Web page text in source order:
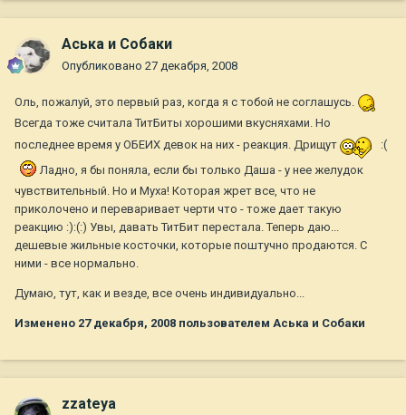
Аська и Собаки
Опубликовано 27 декабря, 2008
Оль, пожалуй, это первый раз, когда я с тобой не соглашусь.
Всегда тоже считала ТитБиты хорошими вкусняхами. Но
последнее время у ОБЕИХ девок на них - реакция. Дрищут
:(
Ладно, я бы поняла, если бы только Даша - у нее желудок
чувствительный. Но и Муха! Которая жрет все, что не
приколочено и переваривает черти что - тоже дает такую
реакцию :):(:) Увы, давать ТитБит перестала. Теперь даю...
дешевые жильные косточки, которые поштучно продаются. С
ними - все нормально.
Думаю, тут, как и везде, все очень индивидуально...
Изменено 27 декабря, 2008 пользователем Аська и Собаки
zzateya